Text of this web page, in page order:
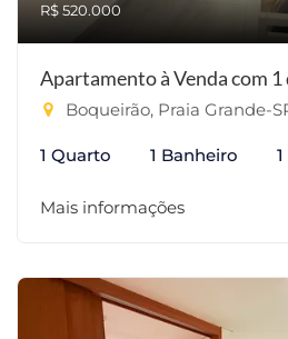
R$ 520.000
Apartamento à Venda com 1
Boqueirão, Praia Grande-
1 Quarto 1 Banheiro
Mais informações